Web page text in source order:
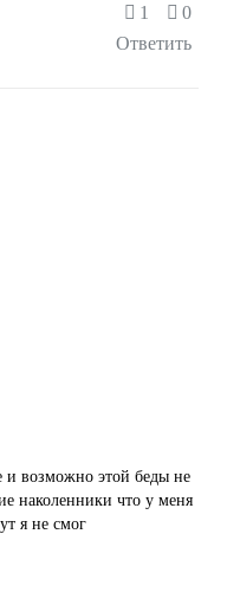
Ответить
1 0
и возможно этой беды не
наколенники что у меня
я не смог